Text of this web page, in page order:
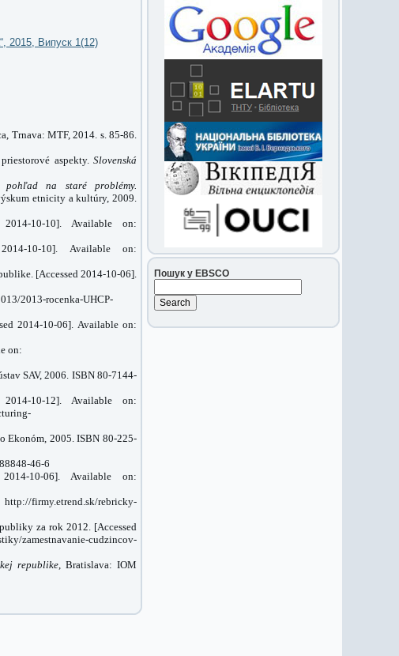
2015, Випуск 1(12)
Trnava: MTF, 2014. s. 85-86.
aspekty. Slovenská
na staré problémy.
etnicity a kultúry, 2009.
Available on:
Available on:
[Accessed 2014‐10‐06].
2013-rocenka-UHCP-
2014‐10‐06]. Available on:
on:
SAV, 2006. ISBN 80-7144-
Available on:
Ekonóm, 2005. ISBN 80-225-
46-6
Available on:
http://firmy.etrend.sk/rebricky-
za rok 2012. [Accessed
zamestnavanie-cudzincov-
republike, Bratislava: IOM
Пошук у EBSCO